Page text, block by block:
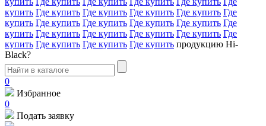
купить Где купить Где купить Где купить Где купить Где
купить Где купить Где купить Где купить Где купить Где
купить Где купить Где купить Где купить Где купить Где
купить Где купить Где купить Где купить продукцию Hi-
Black?
0
Избранное
0
Подать заявку